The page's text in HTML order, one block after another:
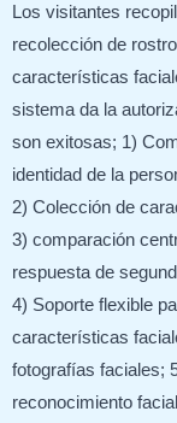
Los visitantes
recolección de
características
sistema da la
son exitosas; 1)
identidad de la
2) Colección de
3) comparación
respuesta de
4) Soporte flexible
características
fotografías faciales;
reconocimiento